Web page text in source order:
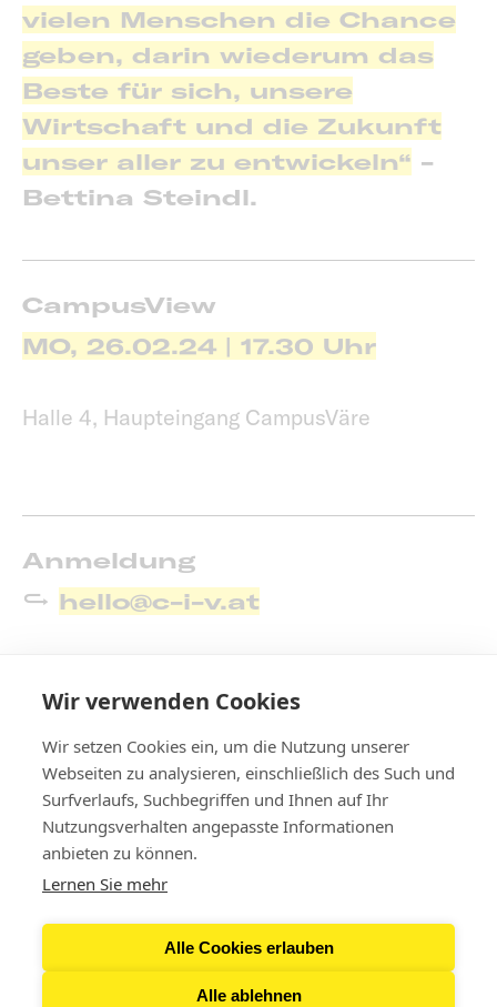
Wir verwenden Cookies
Wir setzen Cookies ein, um die Nutzung unserer
Webseiten zu analysieren, einschließlich des Such und
Surfverlaufs, Suchbegriffen und Ihnen auf Ihr
Nutzungsverhalten angepasste Informationen
anbieten zu können.
Lernen Sie mehr
Alle Cookies erlauben
Alle ablehnen
CampusView
MO, 26.02.24 | 17.30 Uhr
Halle 4, Haupteingang CampusVäre
Anmeldung
hello@c-i-v.at
vielen Menschen die Chance
geben, darin wiederum das
Beste für sich, unsere
Wirtschaft und die Zukunft
unser aller zu entwickeln“ -
Bettina Steindl.
Contact
Press & Downloads